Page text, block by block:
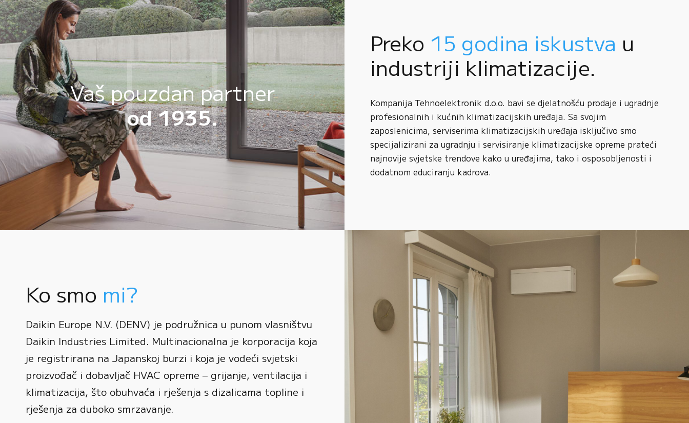
Vaš pouzdan partner
od 1935.
Preko 15 godina iskustva u
industriji klimatizacije.
Kompanija Tehnoelektronik d.o.o. bavi se djelatnošću prodaje i ugradnje
profesionalnih i kućnih klimatizacijskih uređaja. Sa svojim
zaposlenicima, serviserima klimatizacijskih uređaja isključivo smo
specijalizirani za ugradnju i servisiranje klimatizacijske opreme prateći
najnovije svjetske trendove kako u uređajima, tako i osposobljenosti i
dodatnom educiranju kadrova.
Ko smo mi?
Daikin Europe N.V. (DENV) je podružnica u punom vlasništvu
Daikin Industries Limited. Multinacionalna je korporacija koja
je registrirana na Japanskoj burzi i koja je vodeći svjetski
proizvođač i dobavljač HVAC opreme – grijanje, ventilacija i
klimatizacija, što obuhvaća i rješenja s dizalicama topline i
rješenja za duboko smrzavanje.
0
1
2
3
4
0
1
2
3
0
1
2
0